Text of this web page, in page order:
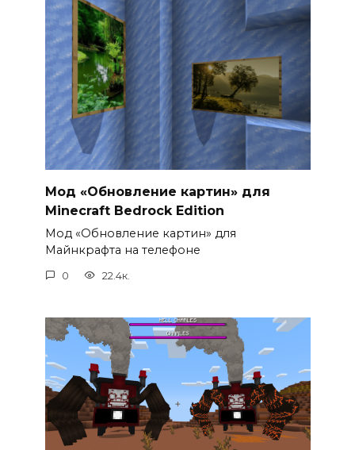
Мод «Обновление картин» для
Minecraft Bedrock Edition
Мод «Обновление картин» для
Майнкрафта на телефоне
0 22.4к.